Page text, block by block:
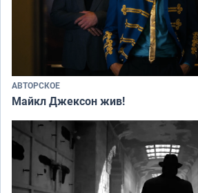
АВТОРСКОЕ
Майкл Джексон жив!